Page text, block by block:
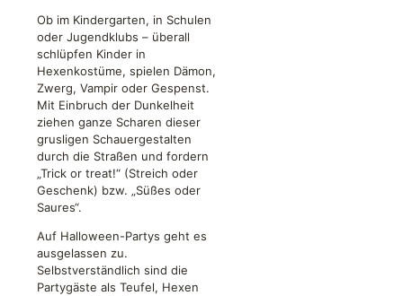
Ob im Kindergarten, in Schulen
oder Jugendklubs – überall
schlüpfen Kinder in
Hexenkostüme, spielen Dämon,
Zwerg, Vampir oder Gespenst.
Mit Einbruch der Dunkelheit
ziehen ganze Scharen dieser
grusligen Schauergestalten
durch die Straßen und fordern
„Trick or treat!“ (Streich oder
Geschenk) bzw. „Süßes oder
Saures“.
Auf Halloween-Partys geht es
ausgelassen zu.
Selbstverständlich sind die
Partygäste als Teufel, Hexen